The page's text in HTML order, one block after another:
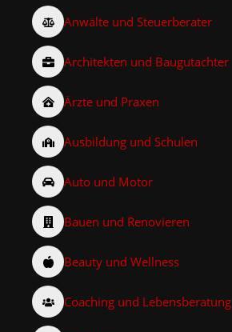
Anwälte und Steuerberater
Architekten und Baugutachter
Ärzte und Praxen
Ausbildung und Schulen
Auto und Motor
Bauen und Renovieren
Beauty und Wellness
Coaching und Lebensberatung